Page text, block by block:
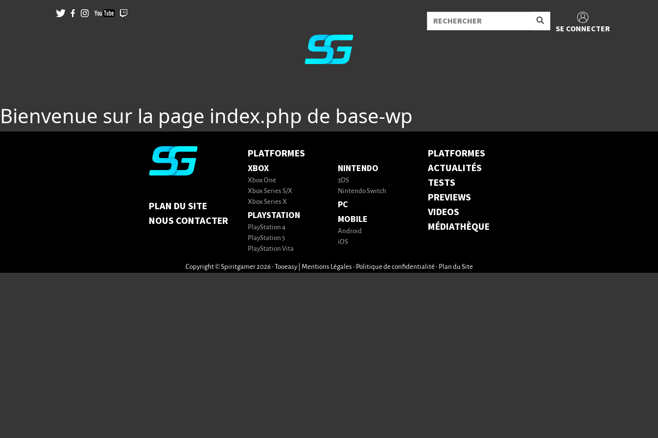
SE CONNECTER
Bienvenue sur la page index.php de base-wp
PLAN DU SITE
NOUS CONTACTER
PLATFORMES
XBOX
Xbox One
Xbox Series S/X
Xbox Series X
PLAYSTATION
PlayStation 4
PlayStation 5
PlayStation Vita
NINTENDO
3DS
Nintendo Switch
PC
MOBILE
Android
iOS
PLATFORMES
ACTUALITÉS
TESTS
PREVIEWS
VIDEOS
MÉDIATHÈQUE
Copyright © Spiritgamer 2026 • Tooeasy Mentions Légales • Politique de confidentialité• Plan du Site